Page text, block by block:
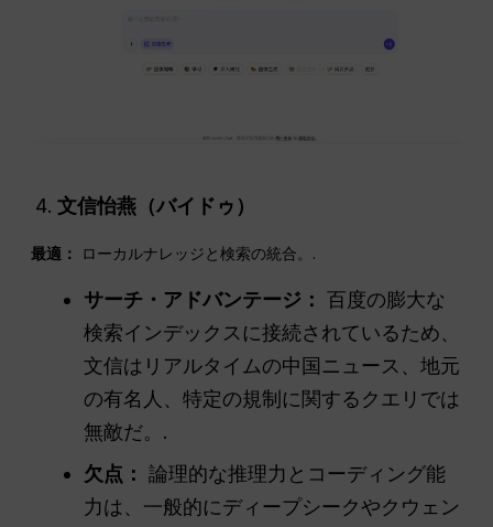
文信怡燕（バイドゥ）
最適： ローカルナレッジと検索の統合。.
サーチ・アドバンテージ： 百度の膨大な
検索インデックスに接続されているため、
文信はリアルタイムの中国ニュース、地元
の有名人、特定の規制に関するクエリでは
無敵だ。.
欠点： 論理的な推理力とコーディング能
力は、一般的にディープシークやクウェン